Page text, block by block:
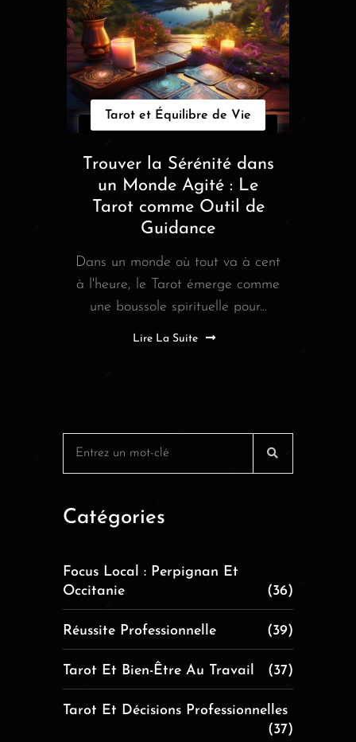
Tarot et Équilibre de Vie
Trouver la Sérénité dans
un Monde Agité : Le
Tarot comme Outil de
Guidance
Dans un monde où tout va à cent
à l'heure, le Tarot émerge comme
une boussole spirituelle pour...
Lire La Suite
Catégories
Focus Local : Perpignan Et
Occitanie
(36)
Réussite Professionnelle (39)
Tarot Et Bien-Être Au Travail (37)
Tarot Et Décisions Professionnelles
(37)